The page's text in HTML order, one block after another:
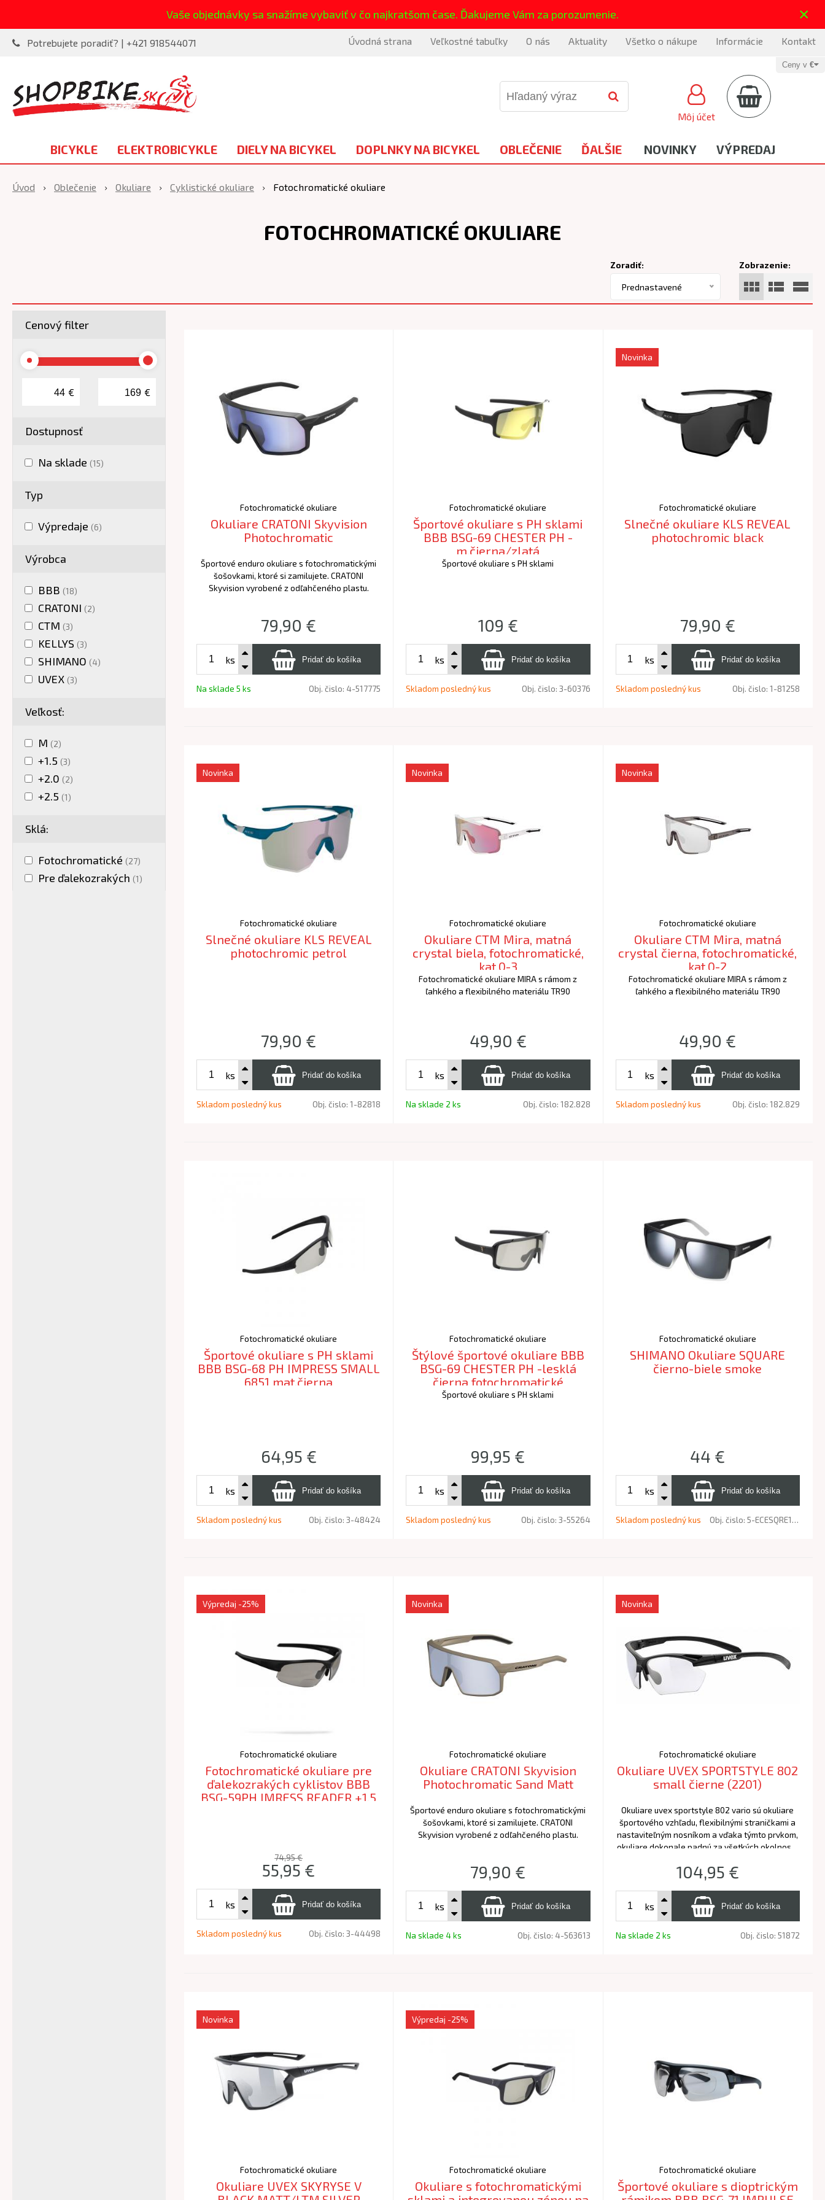
Vaše objednávky sa snažíme vybaviť v čo najkratšom čase. Ďakujeme Vám za porozumenie. ×
Potrebujete poradiť? | +421 918544071 Úvodná strana Veľkostné tabuľky O nás Aktuality Všetko o nákupe Informácie Kontakt
Môj účet
Ceny v €
BICYKLE ELEKTROBICYKLE DIELY NA BICYKEL DOPLNKY NA BICYKEL OBLEČENIE ĎALŠIE NOVINKY VÝPREDAJ
Úvod Oblečenie Okuliare Cyklistické okuliare Fotochromatické okuliare
FOTOCHROMATICKÉ OKULIARE
Zobrazenie:
Zoradiť:
Prednastavené
Cenový filter
€ €
Dostupnosť
Na sklade (15)
Typ
Výpredaje (6)
Výrobca
BBB (18)
CRATONI (2)
CTM (3)
KELLYS (3)
SHIMANO (4)
UVEX (3)
Veľkosť:
M (2)
+1.5 (3)
+2.0 (2)
+2.5 (1)
Sklá:
Fotochromatické (27)
Pre ďalekozrakých (1)
Fotochromatické okuliare
Okuliare CRATONI Skyvision
Photochromatic
Športové enduro okuliare s fotochromatickými
šošovkami, ktoré si zamilujete. CRATONI
Skyvision vyrobené z odľahčeného plastu.
79,90 €
ks
Na sklade 5 ks Obj. čislo: 4-517775
Fotochromatické okuliare
Športové okuliare s PH sklami
BBB BSG-69 CHESTER PH -
m.čierna/zlatá
Športové okuliare s PH sklami
109 €
ks
Skladom posledný kus Obj. čislo: 3-60376
Fotochromatické okuliare
Slnečné okuliare KLS REVEAL
photochromic black
Novinka
79,90 €
ks
Skladom posledný kus Obj. čislo: 1-81258
Fotochromatické okuliare
Slnečné okuliare KLS REVEAL
photochromic petrol
Novinka
79,90 €
ks
Skladom posledný kus Obj. čislo:1-82818
Fotochromatické okuliare
Okuliare CTM Mira, matná
crystal biela, fotochromatické,
kat.0-3
Novinka
Fotochromatické okuliare MIRA s rámom z
ľahkého a flexibilného materiálu TR90
49,90 €
ks
Na sklade 2 ks Obj. čislo: 182.828
Fotochromatické okuliare
Okuliare CTM Mira, matná
crystal čierna, fotochromatické,
kat.0-2
Novinka
Fotochromatické okuliare MIRA s rámom z
ľahkého a flexibilného materiálu TR90
49,90 €
ks
Skladom posledný kus Obj. čislo: 182.829
Fotochromatické okuliare
Športové okuliare s PH sklami
BBB BSG-68 PH IMPRESS SMALL
6851 mat.čierna
64,95 €
ks
Skladom posledný kus Obj. čislo:3-48424
Fotochromatické okuliare
Štýlové športové okuliare BBB
BSG-69 CHESTER PH -lesklá
čierna fotochromatické
Športové okuliare s PH sklami
99,95 €
ks
Skladom posledný kus Obj. čislo: 3-55264
Fotochromatické okuliare
SHIMANO Okuliare SQUARE
čierno-biele smoke
44 €
ks
Skladom posledný kus Obj. čislo: 5-ECESQRE1MRMN
Fotochromatické okuliare
Fotochromatické okuliare pre
ďalekozrakých cyklistov BBB
BSG-59PH IMRESS READER +1,5
Výpredaj -25%
74,95 €
55,95 €
ks
Skladom posledný kus Obj. čislo:3-44498
Fotochromatické okuliare
Okuliare CRATONI Skyvision
Photochromatic Sand Matt
Novinka
Športové enduro okuliare s fotochromatickými
šošovkami, ktoré si zamilujete. CRATONI
Skyvision vyrobené z odľahčeného plastu.
79,90 €
ks
Na sklade 4 ks Obj. čislo: 4-563613
Fotochromatické okuliare
Okuliare UVEX SPORTSTYLE 802
small čierne (2201)
Novinka
Okuliare uvex sportstyle 802 vario sú okuliare
športového vzhľadu, flexibilnými straničkami a
nastaviteľným nosníkom a vďaka týmto prvkom,
okuliare dokonale padnú za všetkých okolností.
sa automaticky prispôsobia, za všetkých
svetelných podmienok vďaka technológii uvex
variomatic. Excentrácia šošovky a 100% UV
ochrana poskytuje perfektné videnie bez
skreslenia.neskreslené videnie, nezahmlievajú
sa. Aj v tých najextrémnejších podmienkach
104,95 €
ks
Na sklade 2 ks Obj. čislo: 51872
Fotochromatické okuliare
Okuliare UVEX SKYRYSE V
Novinka
Fotochromatické okuliare
Okuliare s fotochromatickými
Výpredaj -25%
Fotochromatické okuliare
Športové okuliare s dioptrickým